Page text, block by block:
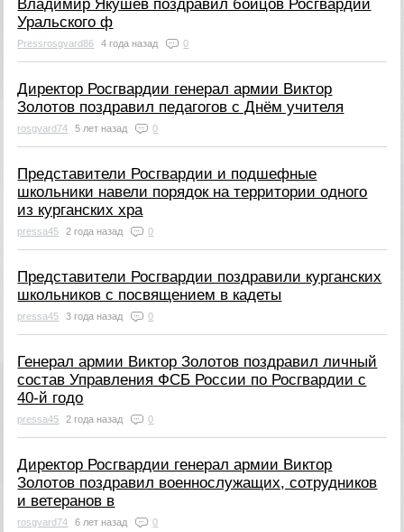
Владимир Якушев поздравил бойцов Росгвардии
Уральского ф
Pressrosgvard86 4 года назад 0
Директор Росгвардии генерал армии Виктор
Золотов поздравил педагогов с Днём учителя
rosgvard74 5 лет назад 0
Представители Росгвардии и подшефные
школьники навели порядок на территории одного
из курганских хра
pressa45 2 года назад 0
Представители Росгвардии поздравили курганских
школьников с посвящением в кадеты
pressa45 3 года назад 0
Генерал армии Виктор Золотов поздравил личный
состав Управления ФСБ России по Росгвардии с
40-й годо
pressa45 2 года назад 0
Директор Росгвардии генерал армии Виктор
Золотов поздравил военнослужащих, сотрудников
и ветеранов в
rosgvard74 6 лет назад 0